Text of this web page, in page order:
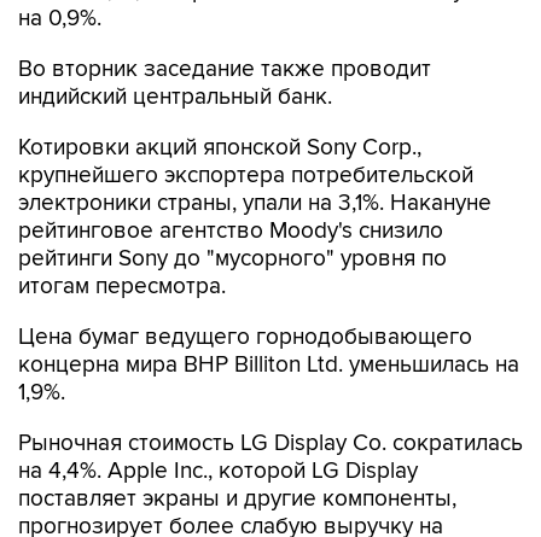
на 0,9%.
Во вторник заседание также проводит
индийский центральный банк.
Котировки акций японской Sony Corp.,
крупнейшего экспортера потребительской
электроники страны, упали на 3,1%. Накануне
рейтинговое агентство Moody's снизило
рейтинги Sony до "мусорного" уровня по
итогам пересмотра.
Цена бумаг ведущего горнодобывающего
концерна мира BHP Billiton Ltd. уменьшилась на
1,9%.
Рыночная стоимость LG Display Co. сократилась
на 4,4%. Apple Inc., которой LG Display
поставляет экраны и другие компоненты,
прогнозирует более слабую выручку на